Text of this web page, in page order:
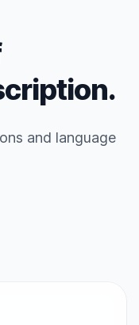
and language